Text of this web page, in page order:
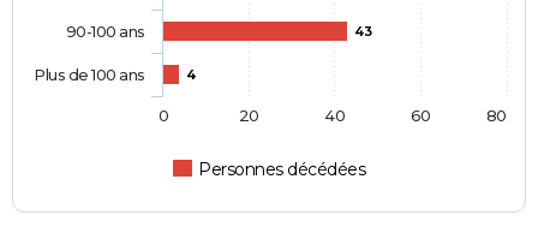
43
4
Personnes décédées
90-100 ans
Plus de 100 ans
0 20 40 60 80